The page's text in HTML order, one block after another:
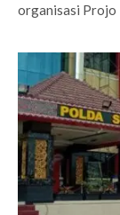
organisasi Projo